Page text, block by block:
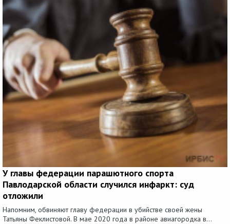
У главы федерации парашютного спорта
Павлодарской области случился инфаркт: суд
отложили
Напомним, обвиняют главу федерации в убийстве своей жены
Татьяны Феклистовой. В мае 2020 года в районе авиагородка в...